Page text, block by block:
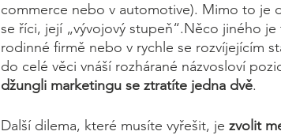
commerce nebo v automotive). Mimo to je
se říci, její „vývojový stupeň“.Něco jiného
rodinné firmě nebo v rychle se rozvíjejícím
do celé věci vnáší rozhárané názvosloví
džungli marketingu se ztratíte jedna dvě.
Další dilema, které musíte vyřešit, je zvolit